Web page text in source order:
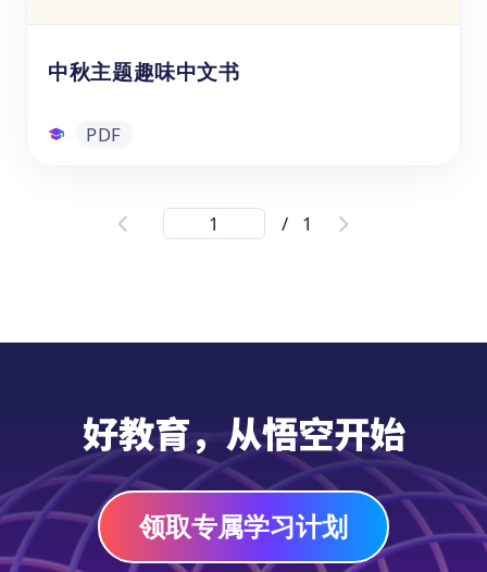
份常用汉字表吧！
中秋主题趣味中文书
PDF
中秋主题趣味中文书
大家知道中国传统节日中秋节的由来、习俗、
书设计了中文识字卡、字帖练习、诗句填空、
解中秋节文化和相关中文知识，并培养孩子的
观察能力、思维能力、动手能力和创造力。
/ 1
好教育，从悟空开始
领取专属学习计划